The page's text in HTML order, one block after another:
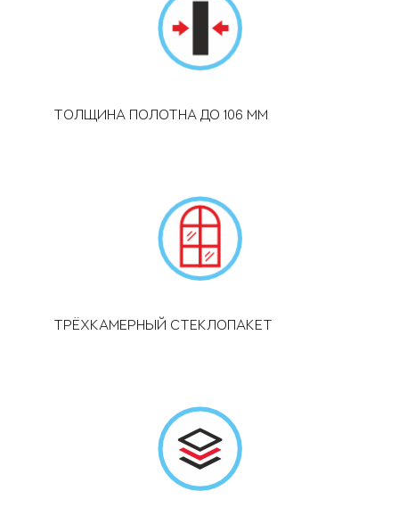
ТОЛЩИНА ПОЛОТНА ДО 106 ММ
ТРЁХКАМЕРНЫЙ СТЕКЛОПАКЕТ